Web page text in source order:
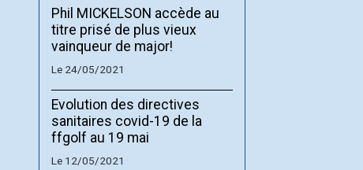
Phil MICKELSON accède au
titre prisé de plus vieux
vainqueur de major!
Le 24/05/2021
Evolution des directives
sanitaires covid-19 de la
ffgolf au 19 mai
Le 12/05/2021